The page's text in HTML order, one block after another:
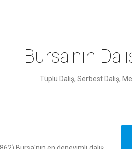
Bursa'nın
Tüplü Dalış, Serbest Dalış,